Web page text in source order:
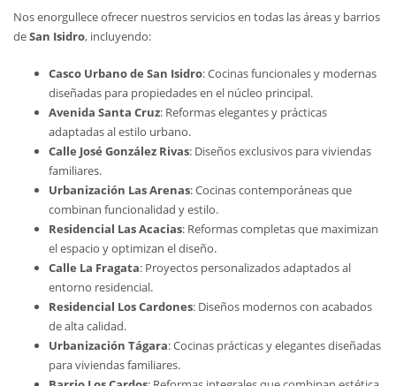
Nos enorgullece ofrecer nuestros servicios en todas las áreas y barrios
deSan Isidro, incluyendo:
Casco Urbano de San Isidro: Cocinas funcionales y modernas
diseñadas para propiedades en el núcleo principal.
Avenida Santa Cruz: Reformas elegantes y prácticas
adaptadas al estilo urbano.
Calle José González Rivas: Diseños exclusivos para viviendas
familiares.
Urbanización Las Arenas: Cocinas contemporáneas que
combinan funcionalidad y estilo.
Residencial Las Acacias: Reformas completas que maximizan
el espacio y optimizan el diseño.
Calle La Fragata: Proyectos personalizados adaptados al
entorno residencial.
Residencial Los Cardones: Diseños modernos con acabados
de alta calidad.
Urbanización Tágara: Cocinas prácticas y elegantes diseñadas
para viviendas familiares.